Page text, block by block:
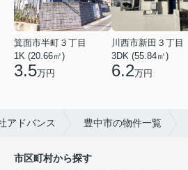
箕面市半町３丁目
1K (20.66㎡)
3.5万円
川西市新田３丁目
3DK (55.84㎡)
6.2万円
アドバンス 豊中市の物件一覧
市区町村から探す